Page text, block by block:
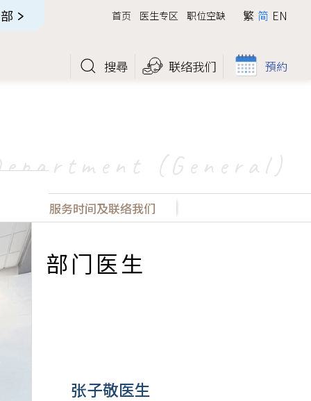
首页 医生专区 职位空缺 繁 简 EN
搜尋 联络我们 預約
(General)
服务时间及联络我们
部门医生
张子敬医生